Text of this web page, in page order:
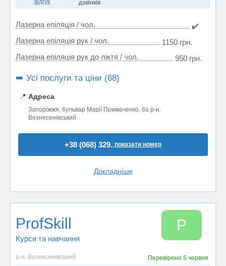
відгук
дзвінків
Лазерна епіляція / чол.
✔️
Лазерна епіляція рук / чол.
1150 грн.
Лазерна епіляція рук до ліктя / чол.
950 грн.
➡️ Усі послуги та ціни (68)
📍 Адреса
Запоріжжя, бульвар Марії Примаченко, 8а р-н.
Вознесенівський
+38 (068) 329..показати номер
Докладніше
ProfSkill
Курси та навчання
P
р-н. Вознесенівський Перевірено 5 червня